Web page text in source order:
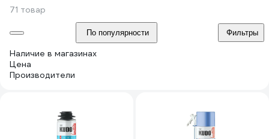
71 товар
По популярности Фильтры
Наличие в магазинах
Цена
Производители